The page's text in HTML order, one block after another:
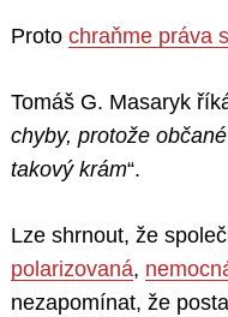
Proto chraňme práva
Tomáš G. Masaryk
chyby, protože
takový krám“.
Lze shrnout, že
polarizovaná,
nezapomínat, že